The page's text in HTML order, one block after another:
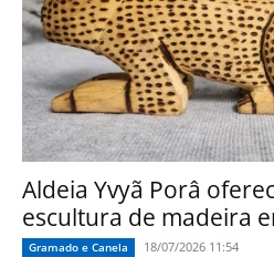
Aldeia Yvyã Porâ
escultura de madeira
Gramado e Canela 18/07/2026 11:54